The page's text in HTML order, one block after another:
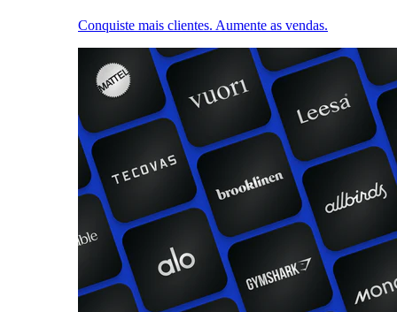
Conquiste mais clientes. Aumente as vendas.